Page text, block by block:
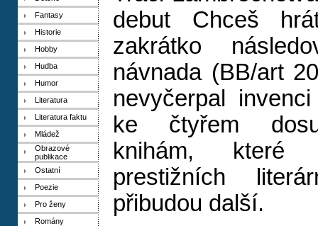
Fantasy
Historie
Hobby
Hudba
Humor
Literatura
Literatura faktu
Mládež
Obrazové
publikace
Ostatní
Poezie
Pro ženy
Romány
debut Chceš
zakrátko
návnada (BB/art
nevyčerpal
ke čtyřem
knihám, které
prestižních
přibudou další.